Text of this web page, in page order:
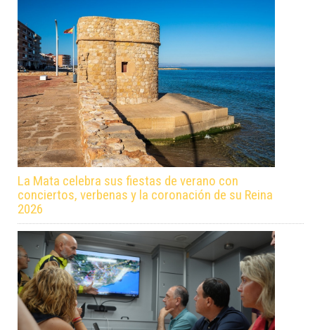
La Mata celebra sus fiestas de verano con
conciertos, verbenas y la coronación de su Reina
2026